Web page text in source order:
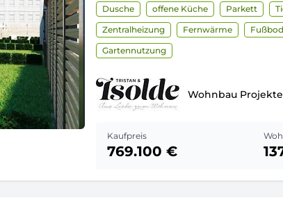
Dusche
offene Küche Parkett
Zentralheizung
Fernwärme
Gartennutzung
Wohnbau
Kaufpreis
769.100 €